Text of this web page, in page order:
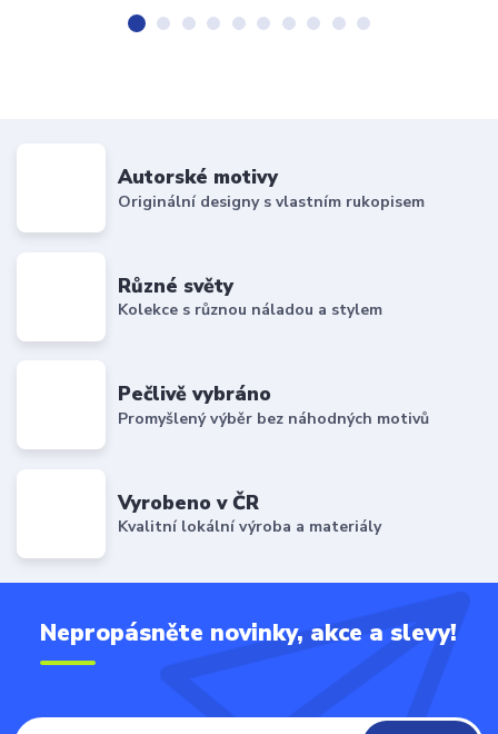
Autorské motivy
Originální designy s vlastním rukopisem
Různé světy
Kolekce s různou náladou a stylem
Pečlivě vybráno
Promyšlený výběr bez náhodných motivů
Vyrobeno v ČR
Kvalitní lokální výroba a materiály
Nepropásněte novinky, akce a slevy!